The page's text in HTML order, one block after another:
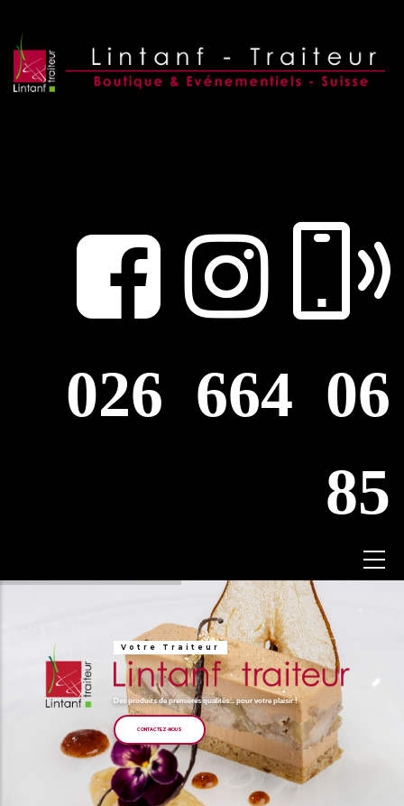
026 664 06
85
Votre Traiteur
Des produits de premières qualités... pour votre plaisir !
CONTACTEZ-NOUS